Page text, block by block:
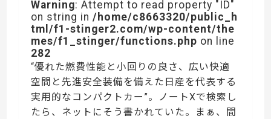
Warning: Attempt to read property "ID"
on string in/home/c8663320/public_h
tml/f1-stinger2.com/wp-content/the
mes/f1_stinger/functions.php on line
282
“優れた燃費性能と小回りの良さ、広い快適
空間と先進安全装備を備えた日産を代表する
実用的なコンパクトカー”。ノートXで検索し
たら、ネットにそう書かれていた。まぁ、間